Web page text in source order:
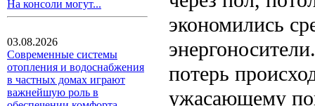
На консоли могут...
03.08.2026
Современные системы
отопления и водоснабжения
в частных домах играют
важнейшую роль в
экономились
потерь
ужасающему